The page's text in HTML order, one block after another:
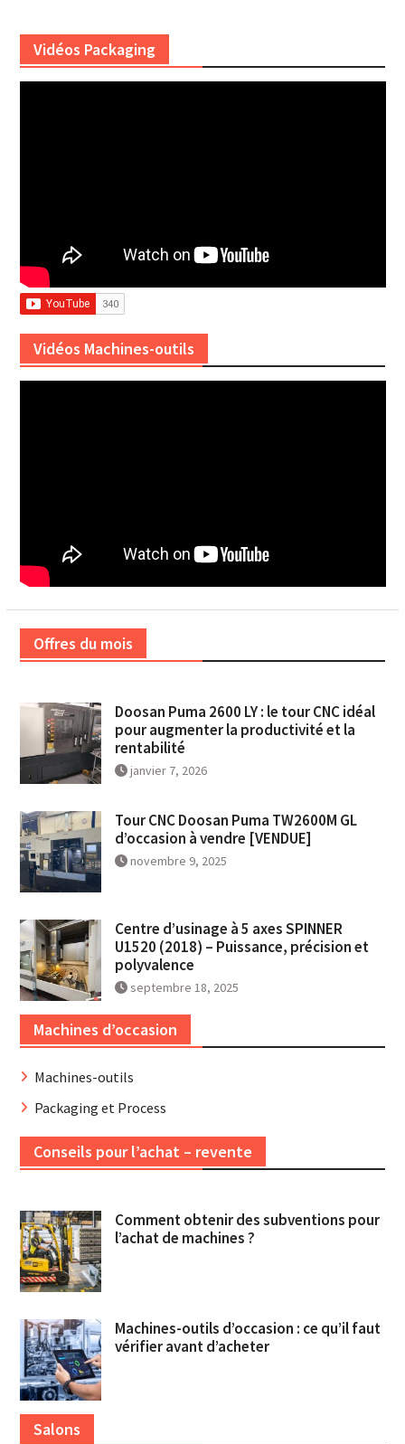
Vidéos Packaging
Vidéos Machines-outils
Offres du mois
Doosan Puma 2600 LY : le tour CNC idéal
pour augmenter la productivité et la
rentabilité
janvier 7, 2026
Tour CNC Doosan Puma TW2600M GL
d’occasion à vendre [VENDUE]
novembre 9, 2025
Centre d’usinage à 5 axes SPINNER
U1520 (2018) – Puissance, précision et
polyvalence
septembre 18, 2025
Machines d’occasion
Machines-outils
Packaging et Process
Conseils pour l’achat – revente
Comment obtenir des subventions pour
l’achat de machines ?
Machines-outils d’occasion : ce qu’il faut
vérifier avant d’acheter
Salons